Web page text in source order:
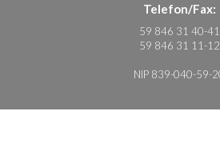
Telefon/Fax:
59 846 31 40-41
59 846 31 11-12
NIP 839-040-59-